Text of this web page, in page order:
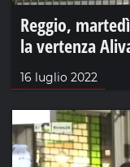
Reggio,
la vertenza
16 luglio 2022